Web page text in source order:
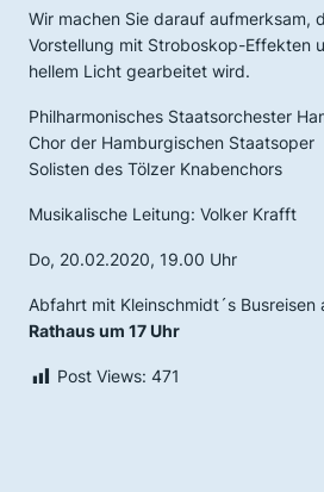
Wir machen Sie darauf aufmerksam,
Vorstellung mit Stroboskop-Effekten
hellem Licht gearbeitet wird.
Philharmonisches Staatsorchester
Chor der Hamburgischen Staatsoper
Solisten des Tölzer Knabenchors
Musikalische Leitung: Volker Krafft
Do, 20.02.2020, 19.00 Uhr
Abfahrt mit Kleinschmidt´s Busreisen
Rathaus um 17 Uhr
Post Views: 471